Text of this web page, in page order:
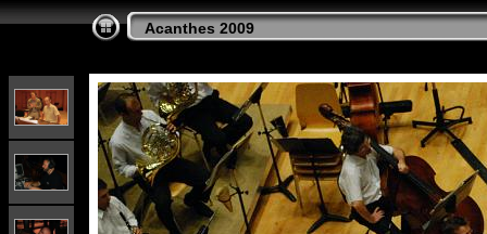
Acanthes 2009